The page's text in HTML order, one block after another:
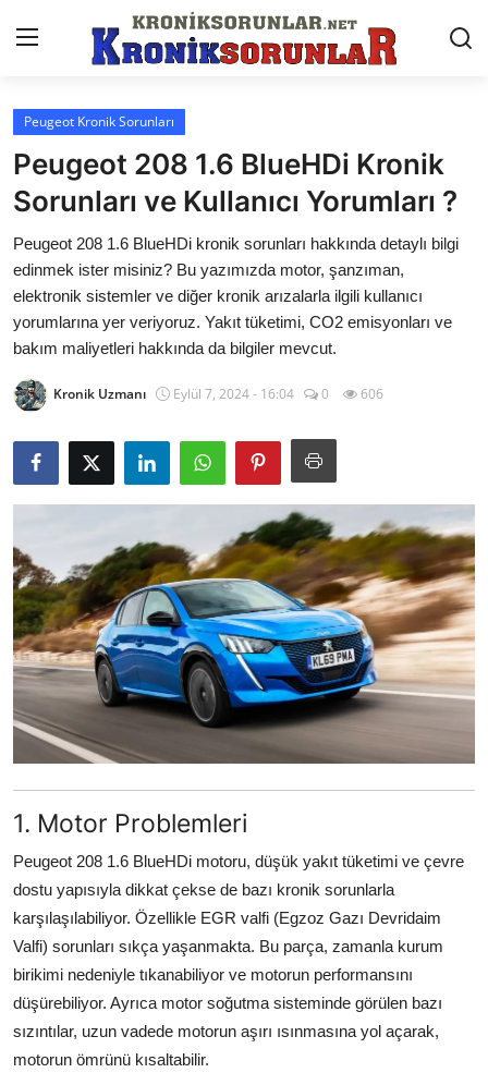
Anasayfa
Markalar
İletişim
Trafik & Cezalar
Sigorta & Kasko
Vergi & ÖTV & MTV
Sorgulamalar
Bakım & Arıza Çözümleri
Elektrikli & Hibrit
Kiralama & Filo
Sürüş & Güvenlik
Lastik & Jant
Yağlar & Sıvılar
LPG & Yakıt
Elektrik & Akü
Klima & Konfor
Aydınlatma & Görüş
Şanzıman & Aktarma
Peugeot Kronik Sorunları
Peugeot 208 1.6 BlueHDi Kronik
Sorunları ve Kullanıcı Yorumları ?
Peugeot 208 1.6 BlueHDi kronik sorunları hakkında detaylı bilgi
edinmek ister misiniz? Bu yazımızda motor, şanzıman,
elektronik sistemler ve diğer kronik arızalarla ilgili kullanıcı
yorumlarına yer veriyoruz. Yakıt tüketimi, CO2 emisyonları ve
bakım maliyetleri hakkında da bilgiler mevcut.
Kronik Uzmanı Eylül 7, 2024 - 16:04 0 606
1. Motor Problemleri
Peugeot 208 1.6 BlueHDi motoru, düşük yakıt tüketimi ve çevre
dostu yapısıyla dikkat çekse de bazı kronik sorunlarla
karşılaşılabiliyor. Özellikle EGR valfi (Egzoz Gazı Devridaim
Valfi) sorunları sıkça yaşanmakta. Bu parça, zamanla kurum
birikimi nedeniyle tıkanabiliyor ve motorun performansını
düşürebiliyor. Ayrıca motor soğutma sisteminde görülen bazı
sızıntılar, uzun vadede motorun aşırı ısınmasına yol açarak,
motorun ömrünü kısaltabilir.